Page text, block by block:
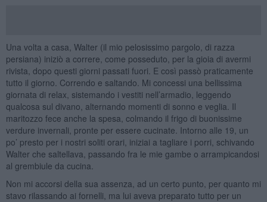
Una volta a casa, Walter (il mio pelosissimo pargolo, di razza
persiana) iniziò a correre, come posseduto, per la gioia di avermi
rivista, dopo questi giorni passati fuori. E così passò praticamente
tutto il giorno. Correndo e saltando. Mi concessi una bellissima
giornata di relax, sistemando i vestiti nell’armadio, leggendo
qualcosa sul divano, alternando momenti di sonno e veglia. Il
maritozzo fece anche la spesa, colmando il frigo di buonissime
verdure invernali, pronte per essere cucinate. Intorno alle 19, un
po’ presto per i nostri soliti orari, iniziai a tagliare i porri, schivando
Walter che saltellava, passando fra le mie gambe o arrampicandosi
al grembiule da cucina.
Non mi accorsi della sua assenza, ad un certo punto, per quanto mi
stavo rilassando ai fornelli, ma lui aveva preparato tutto per un